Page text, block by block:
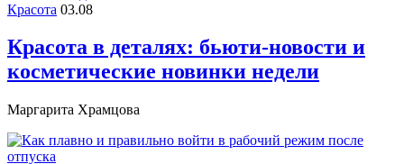
Красота 03.08
Красота в деталях: бьюти-новости и
косметические новинки недели
Маргарита Храмцова